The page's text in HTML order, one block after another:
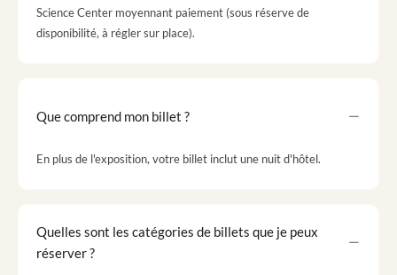
Science Center moyennant paiement (sous réserve de
disponibilité, à régler sur place).
Que comprend mon billet ?
En plus de l'exposition, votre billet inclut une nuit d'hôtel.
Quelles sont les catégories de billets que je peux
réserver ?